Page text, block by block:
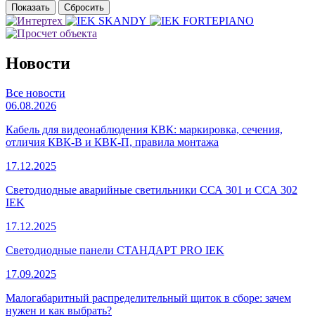
Новости
Все новости
06.08.2026
Кабель для видеонаблюдения КВК: маркировка, сечения,
отличия КВК-В и КВК-П, правила монтажа
17.12.2025
Светодиодные аварийные светильники ССА 301 и ССА 302
IEK
17.12.2025
Светодиодные панели СТАНДАРТ PRO IEK
17.09.2025
Малогабаритный распределительный щиток в сборе: зачем
нужен и как выбрать?